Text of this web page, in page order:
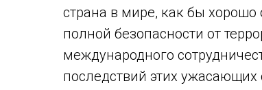
страна в мире, как бы
полной безопасности от
международного
последствий этих ужасающих